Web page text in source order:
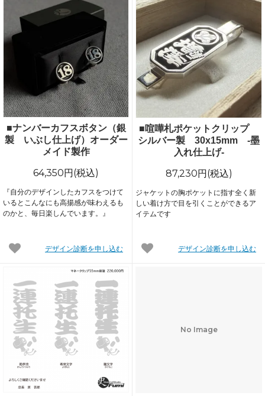
■ナンバーカフスボタン（銀
製 いぶし仕上げ）オーダー
メイド製作
64,350円(税込)
『自分のデザインしたカフスをつけて
いるとこんなにも高揚感が味わえるも
のかと、毎日楽しんでいます。』
デザイン診断を申し込む
■喧嘩札ポケットクリップ
シルバー製 30x15mm -墨
入れ仕上げ-
87,230円(税込)
ジャケットの胸ポケットに指す全く新
しい着け方で目を引くことができるア
イテムです
デザイン診断を申し込む
No Image